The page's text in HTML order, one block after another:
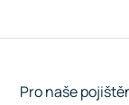
Pro naše